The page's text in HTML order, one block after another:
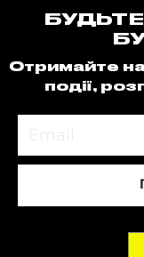
Отримайте
події,